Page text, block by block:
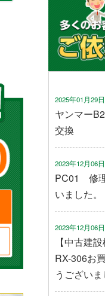
2025年01月29日
ヤンマー
交換
2023年12月06日
PC01 修
いました。
2023年12月06日
【中古建
RX-306お
うございま